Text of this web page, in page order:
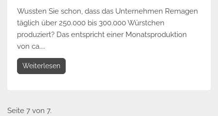
Wussten Sie schon, dass das Unternehmen Remagen
täglich über 250.000 bis 300.000 Würstchen
produziert? Das entspricht einer Monatsproduktion
von ca....
Weiterlesen
Seite 7 von 7.